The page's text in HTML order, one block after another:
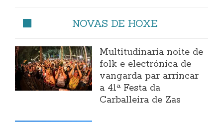
NOVAS DE HOXE
Multitudinaria noite de
folk e electrónica de
vangarda par arrincar
a 41ª Festa da
Carballeira de Zas